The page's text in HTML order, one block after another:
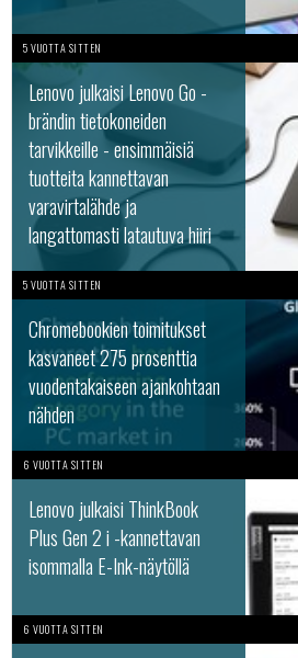
5 VUOTTA SITTEN
Lenovo julkaisi Lenovo Go -
brändin tietokoneiden
tarvikkeille - ensimmäisiä
tuotteita kannettavan
varavirtalähde ja
langattomasti latautuva hiiri
5 VUOTTA SITTEN
Chromebookien toimitukset
kasvaneet 275 prosenttia
vuodentakaiseen ajankohtaan
nähden
6 VUOTTA SITTEN
Lenovo julkaisi ThinkBook
Plus Gen 2 i -kannettavan
isommalla E-Ink-näytöllä
6 VUOTTA SITTEN